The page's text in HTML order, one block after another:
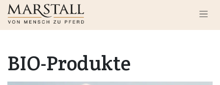
Zum Inhalt springen
BIO-Produkte